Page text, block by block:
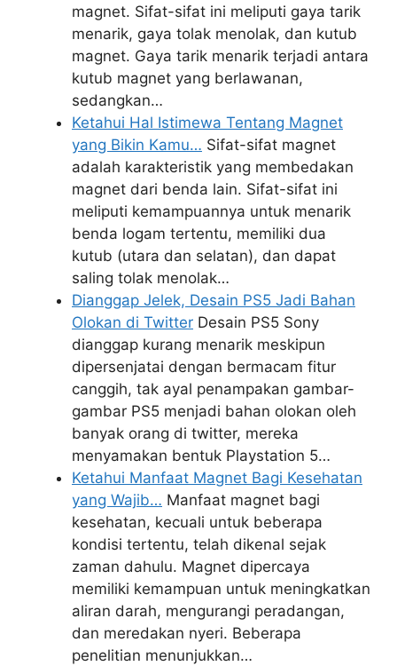
magnet. Sifat-sifat ini meliputi gaya tarik
menarik, gaya tolak menolak, dan kutub
magnet. Gaya tarik menarik terjadi antara
kutub magnet yang berlawanan,
sedangkan…
Ketahui Hal Istimewa Tentang Magnet
yang Bikin Kamu… Sifat-sifat magnet
adalah karakteristik yang membedakan
magnet dari benda lain. Sifat-sifat ini
meliputi kemampuannya untuk menarik
benda logam tertentu, memiliki dua
kutub (utara dan selatan), dan dapat
saling tolak menolak…
Dianggap Jelek, Desain PS5 Jadi Bahan
Olokan di Twitter Desain PS5 Sony
dianggap kurang menarik meskipun
dipersenjatai dengan bermacam fitur
canggih, tak ayal penampakan gambar-
gambar PS5 menjadi bahan olokan oleh
banyak orang di twitter, mereka
menyamakan bentuk Playstation 5…
Ketahui Manfaat Magnet Bagi Kesehatan
yang Wajib… Manfaat magnet bagi
kesehatan, kecuali untuk beberapa
kondisi tertentu, telah dikenal sejak
zaman dahulu. Magnet dipercaya
memiliki kemampuan untuk meningkatkan
aliran darah, mengurangi peradangan,
dan meredakan nyeri. Beberapa
penelitian menunjukkan…